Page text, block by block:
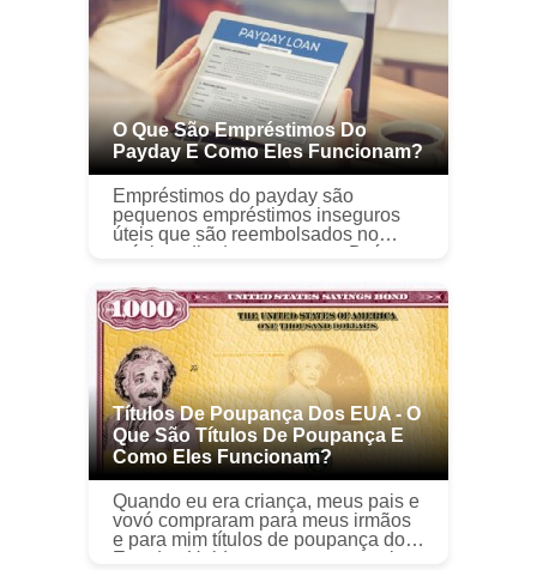
O Que São Empréstimos Do
Payday E Como Eles Funcionam?
Empréstimos do payday são
pequenos empréstimos inseguros
úteis que são reembolsados ​​no
próximo dia de pagamento. Daí o
Contudo, esses empréstimos não
são para os fracos...
Títulos De Poupança Dos EUA - O
Que São Títulos De Poupança E
Como Eles Funcionam?
Quando eu era criança, meus pais e
vovó compraram para meus irmãos
e para mim títulos de poupança dos
Estados Unidos para as economias